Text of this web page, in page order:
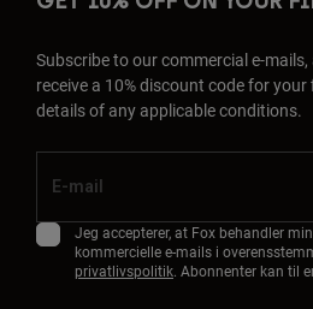
Subscribe to our commercial e-
receive a 10% discount code for
details of any applicable conditions.
Jeg accepterer, at Fox behandler
kommercielle e-mails i
privatlivspolitik. Abonnenter kan til